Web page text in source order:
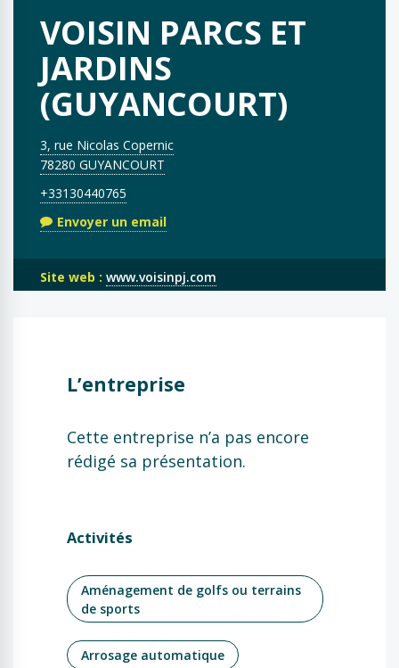
VOISIN PARCS ET
JARDINS
(GUYANCOURT)
3, rue Nicolas Copernic
78280 GUYANCOURT
+33130440765
Envoyer un email
Site web : www.voisinpj.com
L’entreprise
Cette entreprise n’a pas encore
rédigé sa présentation.
Activités
Aménagement de golfs ou terrains
de sports
Arrosage automatique